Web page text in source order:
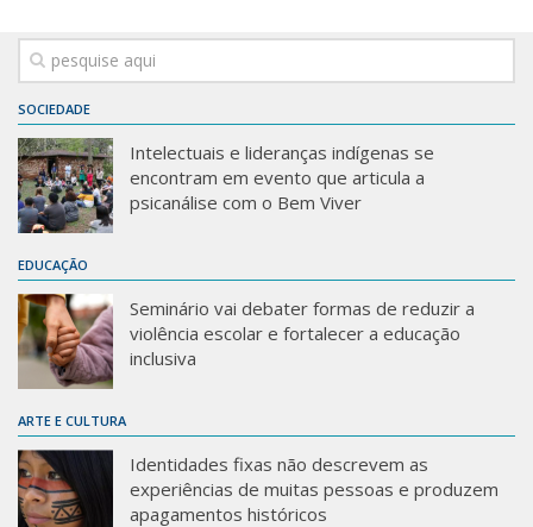
SOCIEDADE
Intelectuais e lideranças indígenas se
encontram em evento que articula a
psicanálise com o Bem Viver
EDUCAÇÃO
Seminário vai debater formas de reduzir a
violência escolar e fortalecer a educação
inclusiva
ARTE E CULTURA
Identidades fixas não descrevem as
experiências de muitas pessoas e produzem
apagamentos históricos